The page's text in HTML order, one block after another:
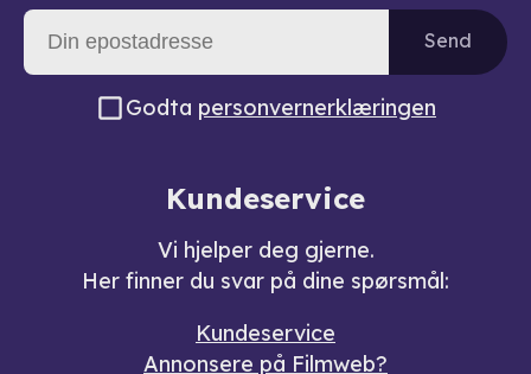
Send
Godta personvernerklæringen
Kundeservice
Vi hjelper deg gjerne.
Her finner du svar på dine spørsmål:
Kundeservice
Annonsere på Filmweb?